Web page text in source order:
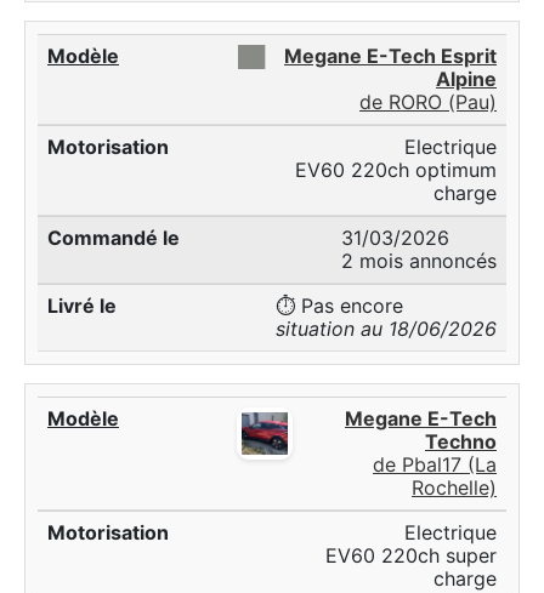
Megane E-Tech Esprit
Alpine
de RORO (Pau)
Electrique
EV60 220ch optimum
charge
31/03/2026
2 mois annoncés
⏱️ Pas encore
situation au 18/06/2026
Megane E-Tech
Techno
de Pbal17 (La
Rochelle)
Electrique
EV60 220ch super
charge